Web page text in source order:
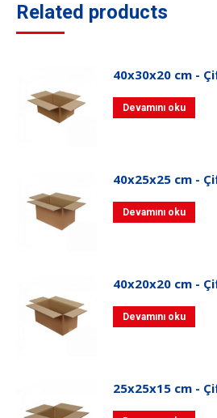
Related products
40x30x20 cm -
Devamını oku
40x25x25 cm -
Devamını oku
40x20x20 cm -
Devamını oku
25x25x15 cm -